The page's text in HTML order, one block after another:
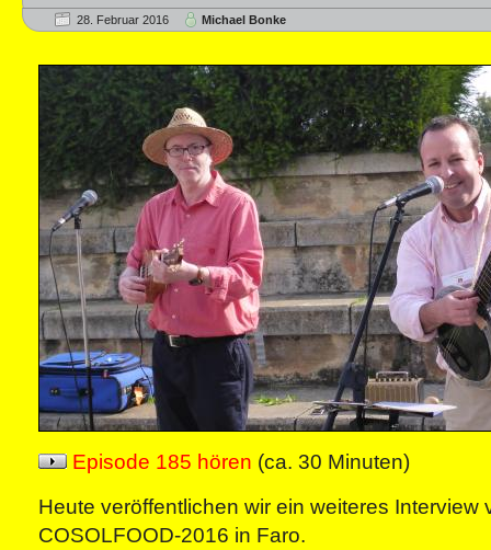
28. Februar 2016 Michael Bonke
Episode 185 hören (ca. 30 Minuten)
Heute veröffentlichen wir ein weiteres Interview
COSOLFOOD-2016 in Faro.